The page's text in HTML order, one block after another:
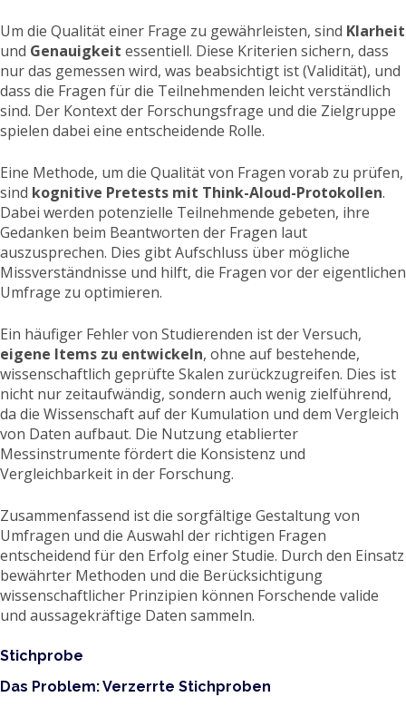
Um die Qualität einer Frage zu gewährleisten, sind Klarheit
und Genauigkeit essentiell. Diese Kriterien sichern, dass
nur das gemessen wird, was beabsichtigt ist (Validität), und
dass die Fragen für die Teilnehmenden leicht verständlich
sind. Der Kontext der Forschungsfrage und die Zielgruppe
spielen dabei eine entscheidende Rolle.
Eine Methode, um die Qualität von Fragen vorab zu prüfen,
sind kognitive Pretests mit Think-Aloud-Protokollen.
Dabei werden potenzielle Teilnehmende gebeten, ihre
Gedanken beim Beantworten der Fragen laut
auszusprechen. Dies gibt Aufschluss über mögliche
Missverständnisse und hilft, die Fragen vor der eigentlichen
Umfrage zu optimieren.
Ein häufiger Fehler von Studierenden ist der Versuch,
eigene Items zu entwickeln, ohne auf bestehende,
wissenschaftlich geprüfte Skalen zurückzugreifen. Dies ist
nicht nur zeitaufwändig, sondern auch wenig zielführend,
da die Wissenschaft auf der Kumulation und dem Vergleich
von Daten aufbaut. Die Nutzung etablierter
Messinstrumente fördert die Konsistenz und
Vergleichbarkeit in der Forschung.
Zusammenfassend ist die sorgfältige Gestaltung von
Umfragen und die Auswahl der richtigen Fragen
entscheidend für den Erfolg einer Studie. Durch den Einsatz
bewährter Methoden und die Berücksichtigung
wissenschaftlicher Prinzipien können Forschende valide
und aussagekräftige Daten sammeln.
Stichprobe
Das Problem: Verzerrte Stichproben